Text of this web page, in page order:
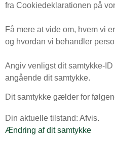
fra Cookiedeklarationen på
Få mere at vide om, hvem vi
og hvordan vi behandler
Angiv venligst dit samtykke-
angående dit samtykke.
Dit samtykke gælder for
Din aktuelle tilstand: Afvis.
Ændring af dit samtykke